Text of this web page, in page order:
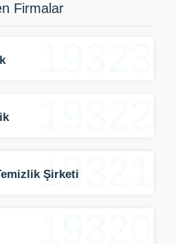
Firmalar
19321
Şirketi